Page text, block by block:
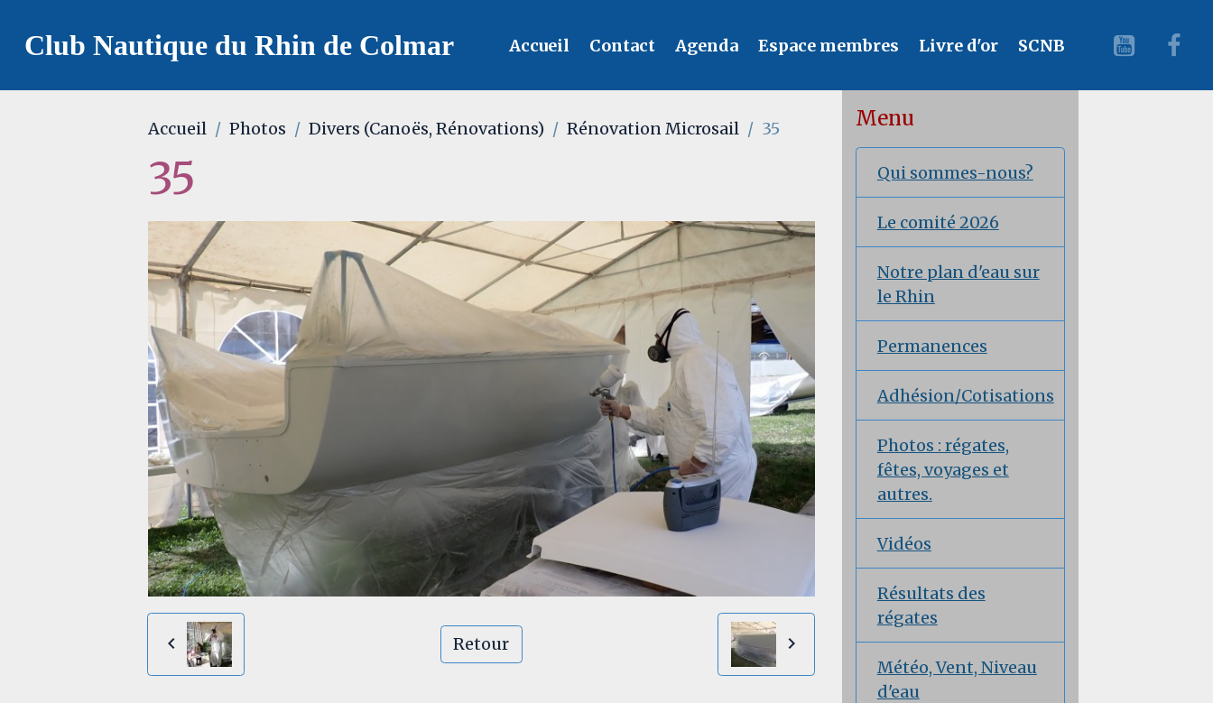
Club Nautique du Rhin de Colmar Accueil Contact Agenda Espace membres Livre d'or SCNB
Accueil Photos Divers (Canoës, Rénovations) Rénovation Microsail 35
35
Retour
Menu
Qui sommes-nous?
Le comité 2026
Notre plan d'eau sur
le Rhin
Permanences
Adhésion/Cotisations
Photos : régates,
fêtes, voyages et
autres.
Vidéos
Résultats des
régates
Météo, Vent, Niveau
d'eau